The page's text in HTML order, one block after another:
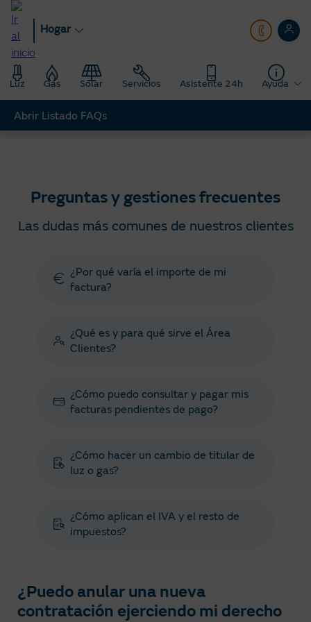
Pasar
contenido
principal
Hogar
Luz Gas Solar Servicios Asistente 24h Ayuda
Hogar Ayuda Preguntas y gestiones frecuentes
Preguntas y gestiones frecuentes
Las dudas más comunes de nuestros clientes
¿Por qué varía el importe de mi
factura?
¿Qué es y para qué sirve el Área
Clientes?
¿Cómo puedo consultar y pagar mis
facturas pendientes de pago?
¿Cómo hacer un cambio de titular de
luz o gas?
¿Cómo aplican el IVA y el resto de
impuestos?
Abrir Listado FAQs
¿Puedo anular una nueva
contratación ejerciendo mi derecho